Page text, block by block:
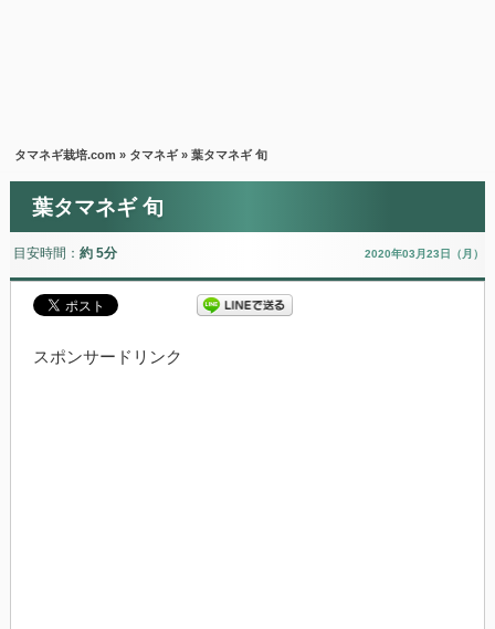
タマネギ栽培.com » タマネギ» 葉タマネギ 旬
葉タマネギ 旬
目安時間： 約 5分 2020年03月23日（月）
スポンサードリンク